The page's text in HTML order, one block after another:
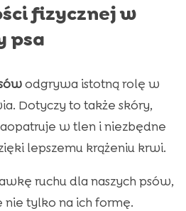
fizycznej w
psa
odgrywa istotną rolę w
Dotyczy to także skóry,
w tlen i niezbędne
lepszemu krążeniu krwi.
ruchu dla naszych psów,
tylko na ich formę.